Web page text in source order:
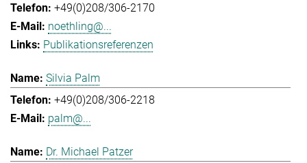
+49(0)208/306-2170
noethling@...
Publikationsreferenzen
Silvia Palm
+49(0)208/306-2218
palm@...
Dr. Michael Patzer